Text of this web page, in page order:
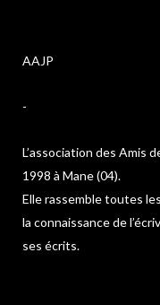
AAJP
-
L’association des Amis
1998 à Mane (04).
Elle rassemble toutes
la connaissance de
ses écrits.